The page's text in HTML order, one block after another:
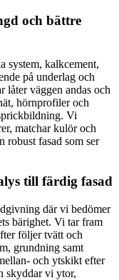
och bättre
system, kalkcement,
på underlag och
låter väggen andas och
hörnprofiler och
Vi
matchar kulör och
robust fasad som ser
till färdig fasad
där vi bedömer
bärighet. Vi tar fram
följer tvätt och
grundning samt
och ytskikt efter
skyddar vi ytor,